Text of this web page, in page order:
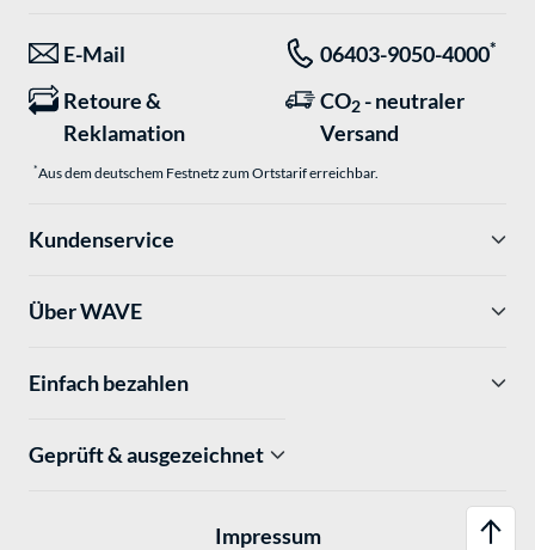
E-Mail 06403-9050-4000*
Retoure &
Reklamation
CO2 - neutraler
Versand
*Aus dem deutschem Festnetz zum Ortstarif erreichbar.
Kundenservice
Über WAVE
Einfach bezahlen
Geprüft & ausgezeichnet
Impressum